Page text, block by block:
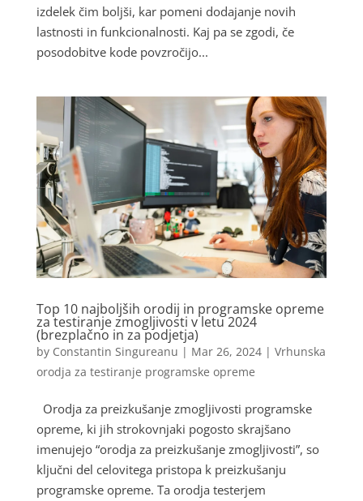
izdelek čim boljši, kar pomeni dodajanje novih
lastnosti in funkcionalnosti. Kaj pa se zgodi, če
posodobitve kode povzročijo...
Top 10 najboljših orodij in programske opreme
za testiranje zmogljivosti v letu 2024
(brezplačno in za podjetja)
by Constantin Singureanu | Mar 26, 2024| Vrhunska
orodja za testiranje programske opreme
Orodja za preizkušanje zmogljivosti programske
opreme, ki jih strokovnjaki pogosto skrajšano
imenujejo “orodja za preizkušanje zmogljivosti”, so
ključni del celovitega pristopa k preizkušanju
programske opreme. Ta orodja testerjem